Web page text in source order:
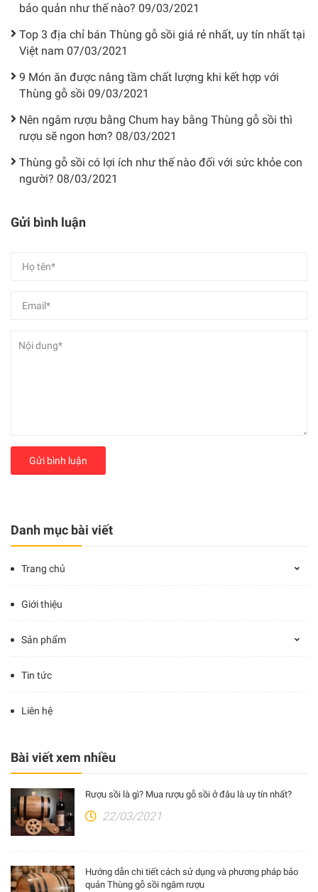
Danh mục bài viết
Trang chủ
Giới thiệu
Sản phẩm
Tin tức
Liên hệ
Bài viết xem nhiều
Rượu sồi là gì? Mua rượu gỗ sồi ở đâu là uy tín nhất?
22/03/2021
Hướng dẫn chi tiết cách sử dụng và phương pháp bảo
quản Thùng gỗ sồi ngâm rượu
bảo quản như thế nào? 09/03/2021
Top 3 địa chỉ bán Thùng gỗ sồi giá rẻ nhất, uy tín nhất tại
Việt nam 07/03/2021
9 Món ăn được nâng tầm chất lượng khi kết hợp với
Thùng gỗ sồi 09/03/2021
Nên ngâm rượu bằng Chum hay bằng Thùng gỗ sồi thì
rượu sẽ ngon hơn? 08/03/2021
Thùng gỗ sồi có lợi ích như thế nào đối với sức khỏe con
người? 08/03/2021
Gửi bình luận
Gửi bình luận